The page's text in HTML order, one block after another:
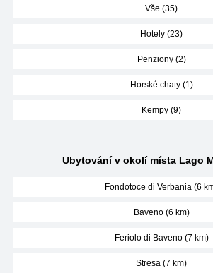
Vše (35)
Hotely (23)
Penziony (2)
Horské chaty (1)
Kempy (9)
Ubytování v okolí místa Lago
Fondotoce di Verbania (6
Baveno (6 km)
Feriolo di Baveno (7 km)
Stresa (7 km)